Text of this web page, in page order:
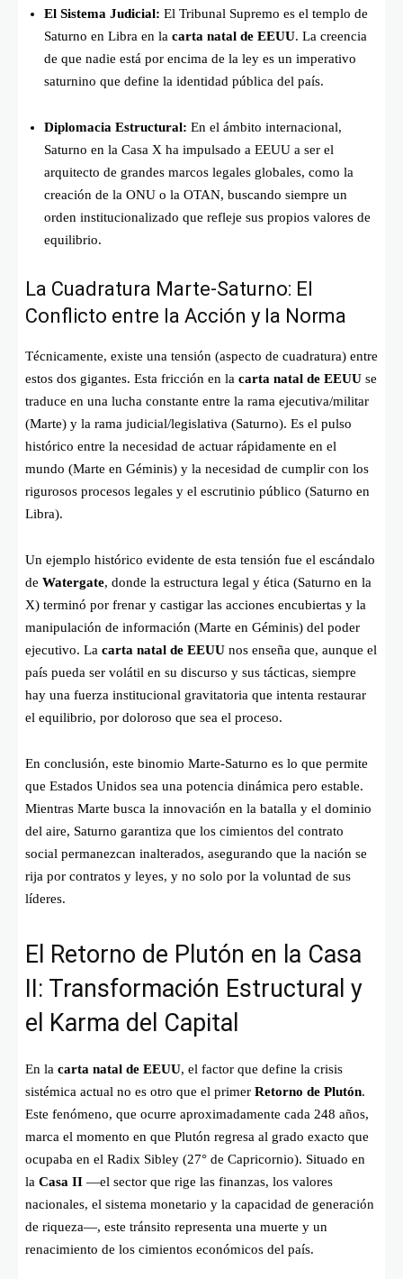
El Sistema Judicial: El Tribunal Supremo es el templo de
Saturno en Libra en la carta natal de EEUU. La creencia
de que nadie está por encima de la ley es un imperativo
saturnino que define la identidad pública del país.
Diplomacia Estructural: En el ámbito internacional,
Saturno en la Casa X ha impulsado a EEUU a ser el
arquitecto de grandes marcos legales globales, como la
creación de la ONU o la OTAN, buscando siempre un
orden institucionalizado que refleje sus propios valores de
equilibrio.
La Cuadratura Marte-Saturno: El
Conflicto entre la Acción y la Norma
Técnicamente, existe una tensión (aspecto de cuadratura) entre
estos dos gigantes. Esta fricción en la carta natal de EEUU se
traduce en una lucha constante entre la rama ejecutiva/militar
(Marte) y la rama judicial/legislativa (Saturno). Es el pulso
histórico entre la necesidad de actuar rápidamente en el
mundo (Marte en Géminis) y la necesidad de cumplir con los
rigurosos procesos legales y el escrutinio público (Saturno en
Libra).
Un ejemplo histórico evidente de esta tensión fue el escándalo
de Watergate, donde la estructura legal y ética (Saturno en la
X) terminó por frenar y castigar las acciones encubiertas y la
manipulación de información (Marte en Géminis) del poder
ejecutivo. La carta natal de EEUU nos enseña que, aunque el
país pueda ser volátil en su discurso y sus tácticas, siempre
hay una fuerza institucional gravitatoria que intenta restaurar
el equilibrio, por doloroso que sea el proceso.
En conclusión, este binomio Marte-Saturno es lo que permite
que Estados Unidos sea una potencia dinámica pero estable.
Mientras Marte busca la innovación en la batalla y el dominio
del aire, Saturno garantiza que los cimientos del contrato
social permanezcan inalterados, asegurando que la nación se
rija por contratos y leyes, y no solo por la voluntad de sus
líderes.
El Retorno de Plutón en la Casa
II: Transformación Estructural y
el Karma del Capital
En la carta natal de EEUU, el factor que define la crisis
sistémica actual no es otro que el primer Retorno de Plutón.
Este fenómeno, que ocurre aproximadamente cada 248 años,
marca el momento en que Plutón regresa al grado exacto que
ocupaba en el Radix Sibley (27° de Capricornio). Situado en
la Casa II —el sector que rige las finanzas, los valores
nacionales, el sistema monetario y la capacidad de generación
de riqueza—, este tránsito representa una muerte y un
renacimiento de los cimientos económicos del país.